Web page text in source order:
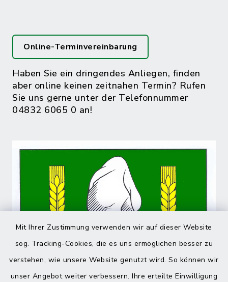
Mit Ihrer Zustimmung verwenden wir auf dieser Website
sog. Tracking-Cookies, die es uns ermöglichen besser zu
verstehen, wie unsere Website genutzt wird. So können wir
unser Angebot weiter verbessern. Ihre erteilte Einwilligung
Online-Terminvereinbarung
Haben Sie ein dringendes Anliegen, finden
aber online keinen zeitnahen Termin? Rufen
Sie uns gerne unter der Telefonnummer
04832 6065 0 an!